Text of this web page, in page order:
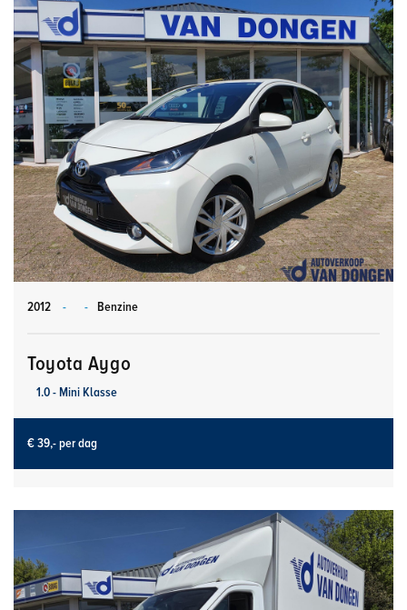
2012 - - Benzine
Toyota Aygo
1.0 - Mini Klasse
€ 39,- per dag